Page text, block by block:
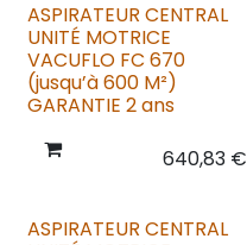
ASPIRATEUR CENTRAL
UNITÉ MOTRICE
VACUFLO FC 670
(jusqu’à 600 M²)
GARANTIE 2 ans
640,83€
ASPIRATEUR CENTRAL